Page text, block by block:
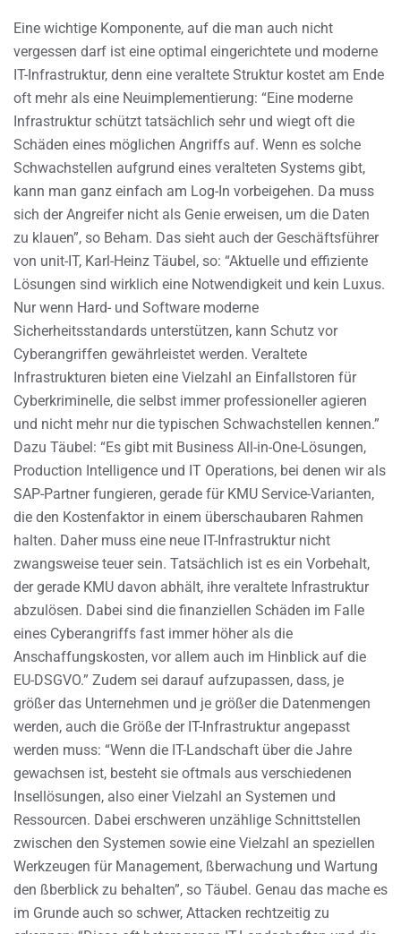
Eine wichtige Komponente, auf die man auch nicht
vergessen darf ist eine optimal eingerichtete und moderne
IT-Infrastruktur, denn eine veraltete Struktur kostet am Ende
oft mehr als eine Neuimplementierung: “Eine moderne
Infrastruktur schützt tatsächlich sehr und wiegt oft die
Schäden eines möglichen Angriffs auf. Wenn es solche
Schwachstellen aufgrund eines veralteten Systems gibt,
kann man ganz einfach am Log-In vorbeigehen. Da muss
sich der Angreifer nicht als Genie erweisen, um die Daten
zu klauen”, so Beham. Das sieht auch der Geschäftsführer
von unit-IT, Karl-Heinz Täubel, so: “Aktuelle und effiziente
Lösungen sind wirklich eine Notwendigkeit und kein Luxus.
Nur wenn Hard- und Software moderne
Sicherheitsstandards unterstützen, kann Schutz vor
Cyberangriffen gewährleistet werden. Veraltete
Infrastrukturen bieten eine Vielzahl an Einfallstoren für
Cyberkriminelle, die selbst immer professioneller agieren
und nicht mehr nur die typischen Schwachstellen kennen.”
Dazu Täubel: “Es gibt mit Business All-in-One-Lösungen,
Production Intelligence und IT Operations, bei denen wir als
SAP-Partner fungieren, gerade für KMU Service-Varianten,
die den Kostenfaktor in einem überschaubaren Rahmen
halten. Daher muss eine neue IT-Infrastruktur nicht
zwangsweise teuer sein. Tatsächlich ist es ein Vorbehalt,
der gerade KMU davon abhält, ihre veraltete Infrastruktur
abzulösen. Dabei sind die finanziellen Schäden im Falle
eines Cyberangriffs fast immer höher als die
Anschaffungskosten, vor allem auch im Hinblick auf die
EU-DSGVO.” Zudem sei darauf aufzupassen, dass, je
größer das Unternehmen und je größer die Datenmengen
werden, auch die Größe der IT-Infrastruktur angepasst
werden muss: “Wenn die IT-Landschaft über die Jahre
gewachsen ist, besteht sie oftmals aus verschiedenen
Insellösungen, also einer Vielzahl an Systemen und
Ressourcen. Dabei erschweren unzählige Schnittstellen
zwischen den Systemen sowie eine Vielzahl an speziellen
Werkzeugen für Management, ßberwachung und Wartung
den ßberblick zu behalten”, so Täubel. Genau das mache es
im Grunde auch so schwer, Attacken rechtzeitig zu